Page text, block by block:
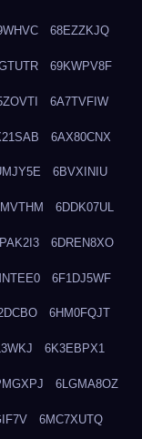
68EZZKJQ
69KWPV8F
6A7TVFIW
6AX80CNX
6BVXINIU
6DDK07UL
6DREN8XO
6F1DJ5WF
6HM0FQJT
6K3EBPX1
6LGMA8OZ
6MC7XUTQ